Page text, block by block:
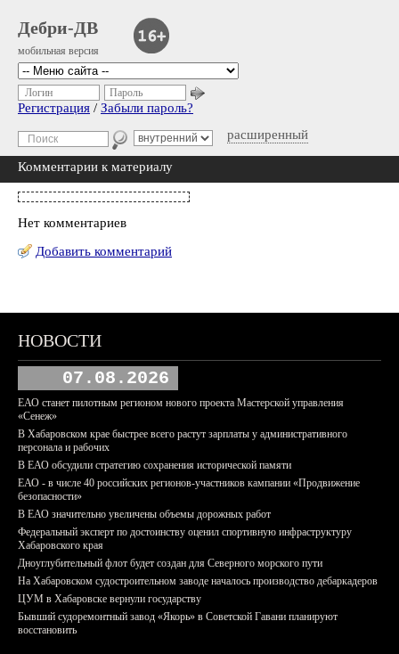
Дебри-ДВ
мобильная версия
расширенный
Логин Пароль
Регистрация / Забыли пароль?
Комментарии к материалу
Нет комментариев
Добавить комментарий
НОВОСТИ
07.08.2026
ЕАО станет пилотным регионом нового проекта Мастерской управления
«Сенеж»
В Хабаровском крае быстрее всего растут зарплаты у административного
персонала и рабочих
В ЕАО обсудили стратегию сохранения исторической памяти
ЕАО - в числе 40 российских регионов-участников кампании «Продвижение
безопасности»
В ЕАО значительно увеличены объемы дорожных работ
Федеральный эксперт по достоинству оценил спортивную инфраструктуру
Хабаровского края
Дноуглубительный флот будет создан для Северного морского пути
На Хабаровском судостроительном заводе началось производство дебаркадеров
ЦУМ в Хабаровске вернули государству
Бывший судоремонтный завод «Якорь» в Советской Гавани планируют
восстановить